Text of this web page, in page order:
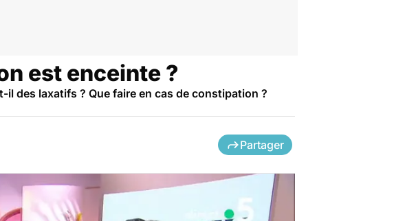
est enceinte ?
des laxatifs ? Que faire en cas de constipation ?
Partager